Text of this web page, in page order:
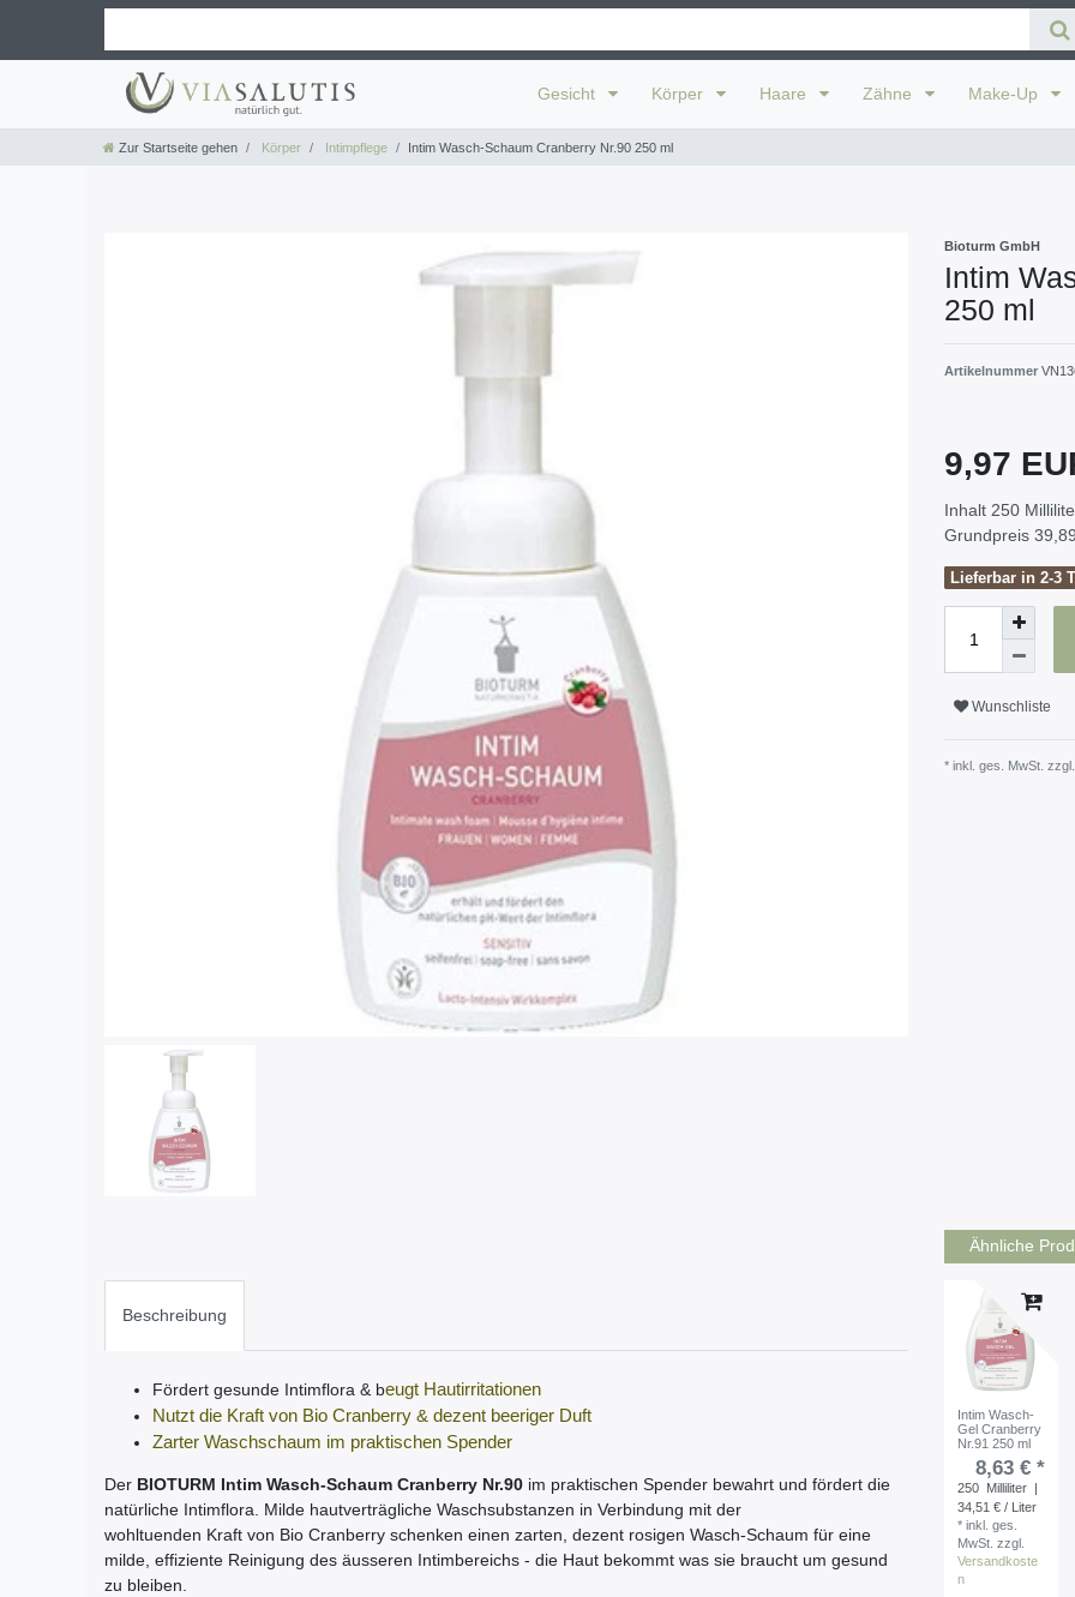
Gesicht Körper Haare Zähne Make-Up
Zur Startseite gehen Körper Intimpflege Intim Wasch-Schaum Cranberry Nr.90 250 ml
Bioturm GmbH
Intim
250 ml
Artikelnummer
9,97
Inhalt 250
Grundpreis
Lieferbar in 2-3
Wunschliste
* inkl. ges. MwSt. zzgl.
Beschreibung
Fördert gesunde Intimflora & beugt Hautirritationen
Nutzt die Kraft von Bio Cranberry & dezent beeriger Duft
Zarter Waschschaum im praktischen Spender
Der BIOTURM Intim Wasch-Schaum Cranberry Nr.90 im praktischen Spender bewahrt und fördert die
natürliche Intimflora. Milde hautverträgliche Waschsubstanzen in Verbindung mit der
wohltuenden Kraft von Bio Cranberry schenken einen zarten, dezent rosigen Wasch-Schaum für eine
milde, effiziente Reinigung des äusseren Intimbereichs - die Haut bekommt was sie braucht um gesund
zu bleiben.
Ähnliche
Intim Wasch-
Gel Cranberry
Nr.91 250 ml
8,63 € *
250 Milliliter |
34,51 € / Liter
*inkl. ges.
MwSt. zzgl.
Versandkoste
n